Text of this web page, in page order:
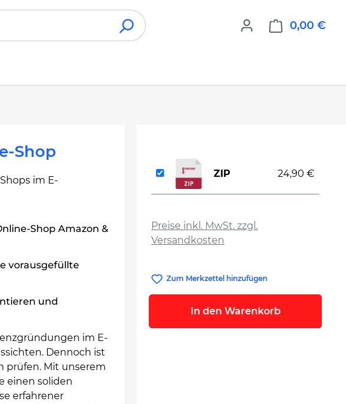
0,00 €
Shop
im E-
Shop Amazon &
vorausgefüllte
und
im E-
Dennoch ist
prüfen. Mit unserem
einen soliden
erfahrener
Preise inkl. MwSt. zzgl.
Versandkosten
ZIP 24,90 €
Zum Merkzettel hinzufügen
In den Warenkorb